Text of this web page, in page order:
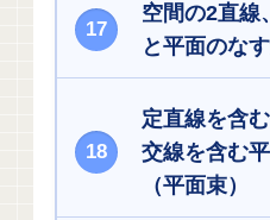
空間の2直線
と平面のな
定直線を含
交線を含む
（平面束）